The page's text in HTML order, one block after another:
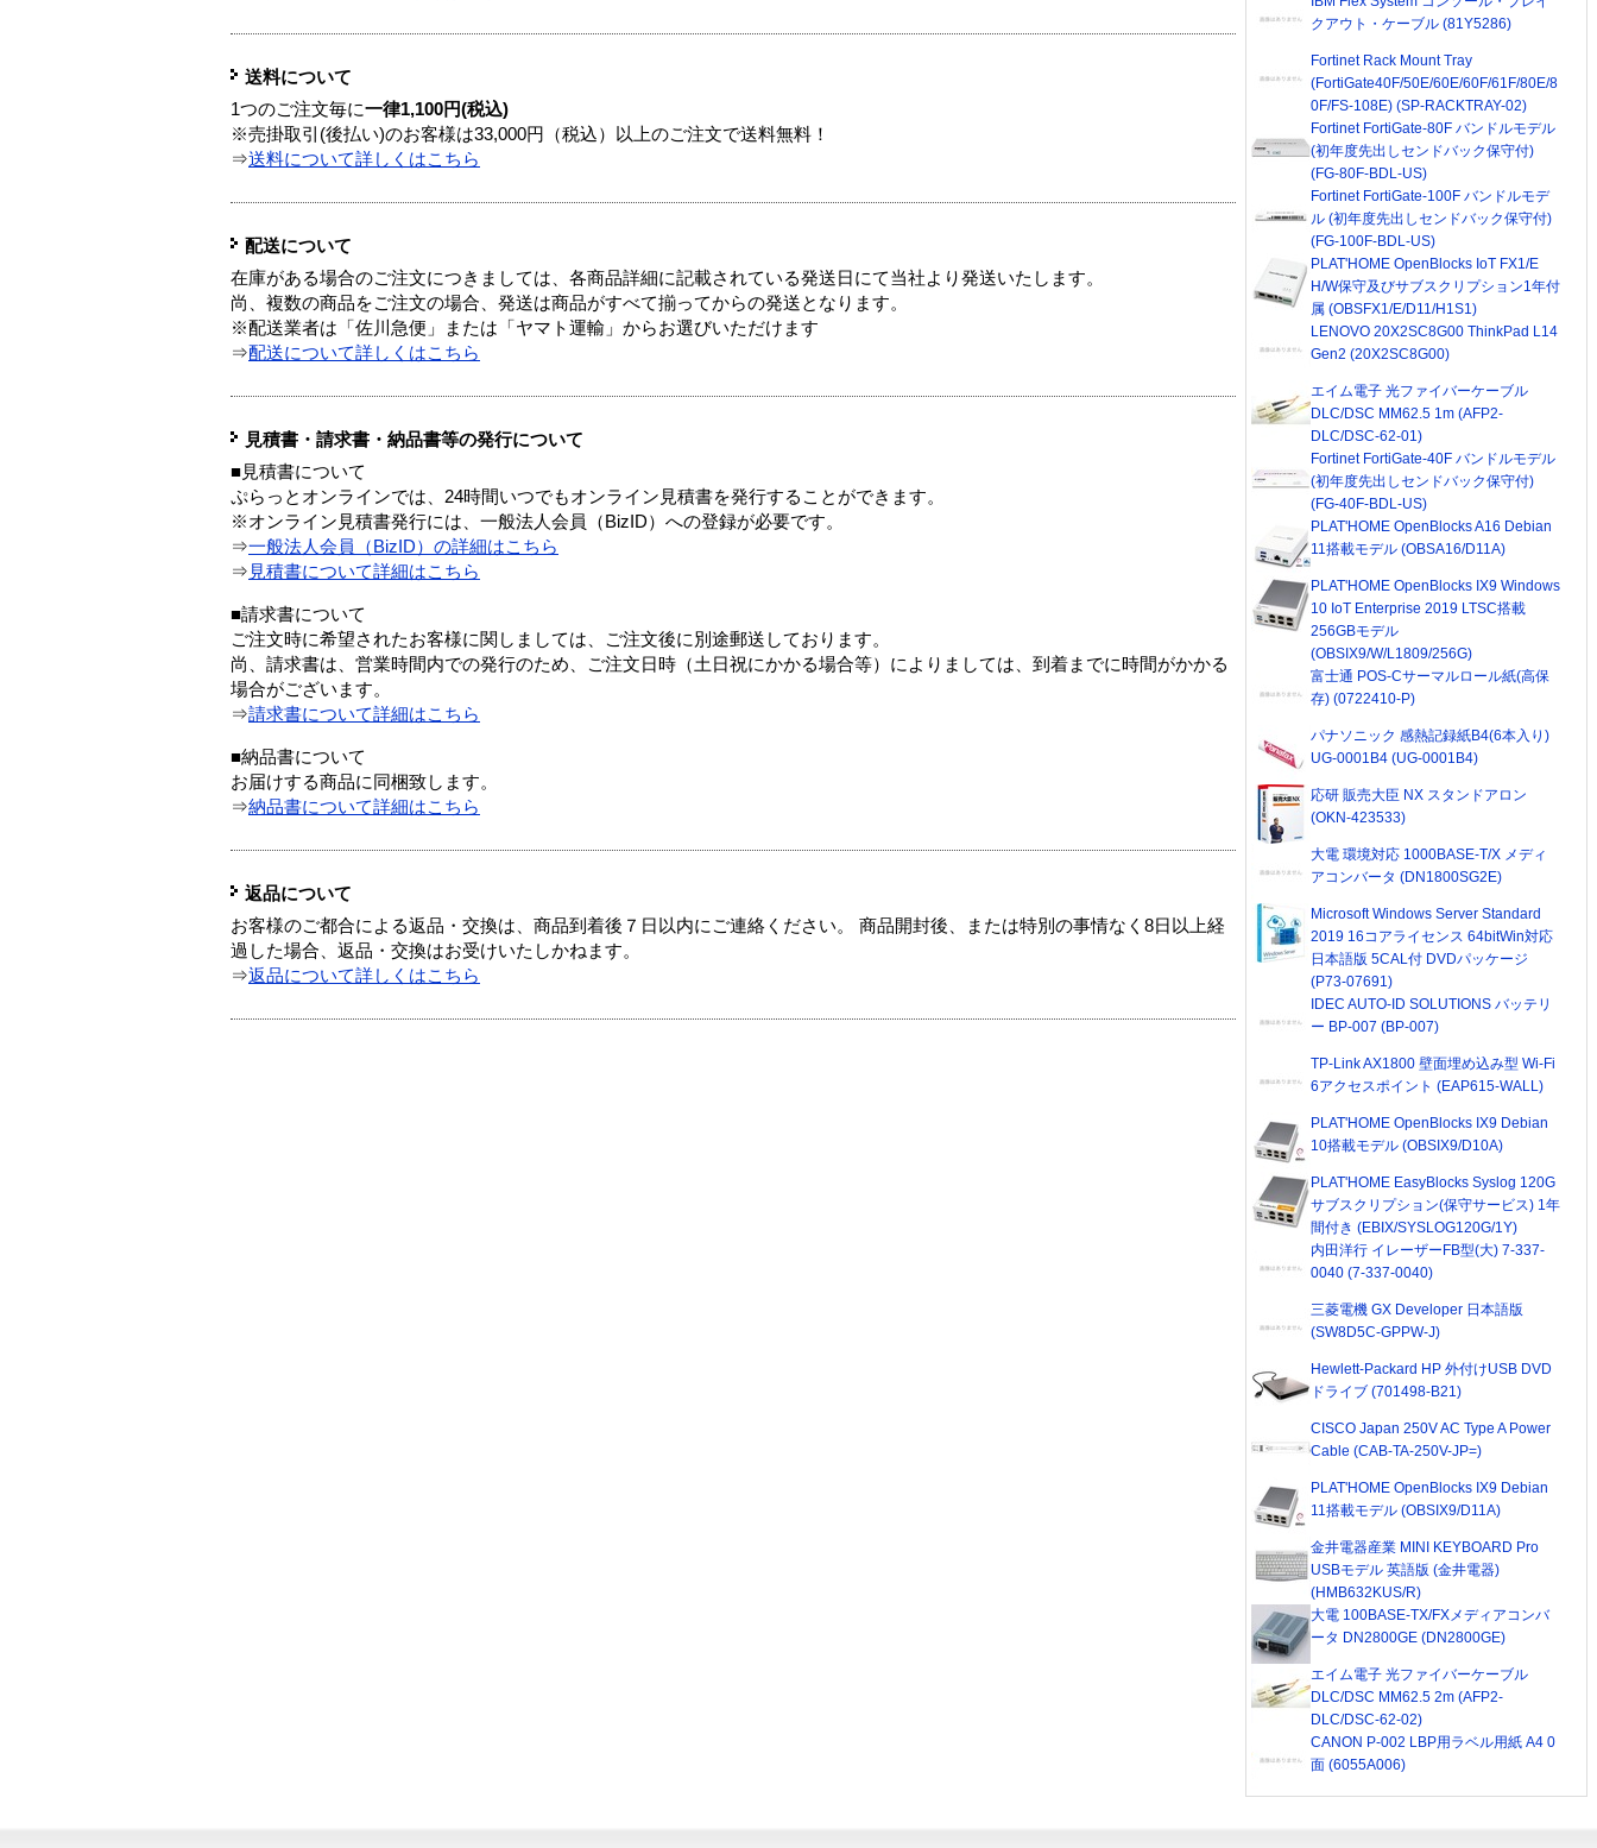
送料について
1つのご注文毎に一律1,100円(税込)
※売掛取引(後払い)のお客様は33,000円（税込）以上のご注文で送料無料！
⇒送料について詳しくはこちら
配送について
在庫がある場合のご注文につきましては、各商品詳細に記載されている発送日にて当社より発送いたします。
尚、複数の商品をご注文の場合、発送は商品がすべて揃ってからの発送となります。
※配送業者は「佐川急便」または「ヤマト運輸」からお選びいただけます
⇒配送について詳しくはこちら
見積書・請求書・納品書等の発行について
■見積書について
ぷらっとオンラインでは、24時間いつでもオンライン見積書を発行することができます。
※オンライン見積書発行には、一般法人会員（BizID）への登録が必要です。
⇒一般法人会員（BizID）の詳細はこちら
⇒ 見積書について詳細はこちら
■請求書について
ご注文時に希望されたお客様に関しましては、ご注文後に別途郵送しております。
尚、請求書は、営業時間内での発行のため、ご注文日時（土日祝にかかる場合等）によりましては、到着までに時間がかかる
場合がございます。
⇒請求書について詳細はこちら
■納品書について
お届けする商品に同梱致します。
⇒納品書について詳細はこちら
返品について
お客様のご都合による返品・交換は、商品到着後７日以内にご連絡ください。 商品開封後、または特別の事情なく8日以上経
過した場合、返品・交換はお受けいたしかねます。
⇒返品について詳しくはこちら
クアウト・ケーブル (81Y5286)
Fortinet Rack Mount Tray
(FortiGate40F/50E/60E/60F/61F/80E/8
0F/FS-108E) (SP-RACKTRAY-02)
Fortinet FortiGate-80F バンドルモデル
(初年度先出しセンドバック保守付)
(FG-80F-BDL-US)
Fortinet FortiGate-100F バンドルモデ
ル (初年度先出しセンドバック保守付)
(FG-100F-BDL-US)
PLAT'HOME OpenBlocks IoT FX1/E
H/W保守及びサブスクリプション1年付
属 (OBSFX1/E/D11/H1S1)
LENOVO 20X2SC8G00 ThinkPad L14
Gen2 (20X2SC8G00)
エイム電子 光ファイバーケーブル
DLC/DSC MM62.5 1m (AFP2-
DLC/DSC-62-01)
Fortinet FortiGate-40F バンドルモデル
(初年度先出しセンドバック保守付)
(FG-40F-BDL-US)
PLAT'HOME OpenBlocks A16 Debian
11搭載モデル (OBSA16/D11A)
PLAT'HOME OpenBlocks IX9 Windows
10 IoT Enterprise 2019 LTSC搭載
256GBモデル
(OBSIX9/W/L1809/256G)
富士通 POS-Cサーマルロール紙(高保
存) (0722410-P)
パナソニック 感熱記録紙B4(6本入り)
UG-0001B4 (UG-0001B4)
応研 販売大臣 NX スタンドアロン
(OKN-423533)
大電 環境対応 1000BASE-T/X メディ
アコンバータ (DN1800SG2E)
Microsoft Windows Server Standard
2019 16コアライセンス 64bitWin対応
日本語版 5CAL付 DVDパッケージ
(P73-07691)
IDEC AUTO-ID SOLUTIONS バッテリ
ー BP-007 (BP-007)
TP-Link AX1800 壁面埋め込み型 Wi-Fi
6アクセスポイント (EAP615-WALL)
PLAT'HOME OpenBlocks IX9 Debian
10搭載モデル (OBSIX9/D10A)
PLAT'HOME EasyBlocks Syslog 120G
サブスクリプション(保守サービス) 1年
間付き (EBIX/SYSLOG120G/1Y)
内田洋行 イレーザーFB型(大) 7-337-
0040 (7-337-0040)
三菱電機 GX Developer 日本語版
(SW8D5C-GPPW-J)
Hewlett-Packard HP 外付けUSB DVD
ドライブ (701498-B21)
CISCO Japan 250V AC Type A Power
Cable (CAB-TA-250V-JP=)
PLAT'HOME OpenBlocks IX9 Debian
11搭載モデル (OBSIX9/D11A)
金井電器産業 MINI KEYBOARD Pro
USBモデル 英語版 (金井電器)
(HMB632KUS/R)
大電 100BASE-TX/FXメディアコンバ
ータ DN2800GE (DN2800GE)
エイム電子 光ファイバーケーブル
DLC/DSC MM62.5 2m (AFP2-
DLC/DSC-62-02)
CANON P-002 LBP用ラベル用紙 A4 0
面 (6055A006)